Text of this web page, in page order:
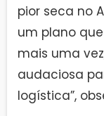
pior seca no
um plano
mais uma
audaciosa
logística”,